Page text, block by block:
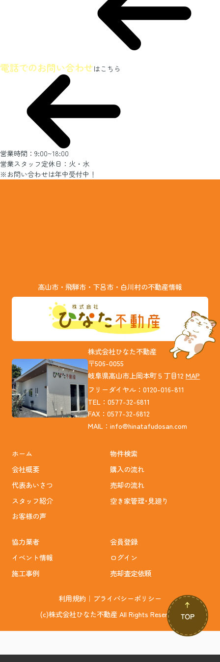
電話でのお問い合わせはこちら
営業時間：9:00~18:00
営業スタッフ定休日：火・水
※お問い合わせは年中受付中！
高山市・飛騨市・下呂市・白川村の不動産情報
株式会社ひなた不動産
〒506-0055
岐阜県高山市上岡本町５丁目12MAP
フリーダイヤル：0120-016-811
TEL：0577-32-6811
FAX：0577-32-6812
MAIL：info@hinatafudosan.com
ホーム
会社概要
代表あいさつ
スタッフ紹介
お客様の声
物件検索
購入の流れ
売却の流れ
空き家管理･見廻り
協力業者
イベント情報
施工事例
会員登録
ログイン
売却査定依頼
利用規約 ｜ プライバシーポリシー
(c)株式会社ひなた不動産 All Rights Reserved.